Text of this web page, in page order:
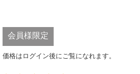
会員様限定
価格はログイン後にご覧になれます。